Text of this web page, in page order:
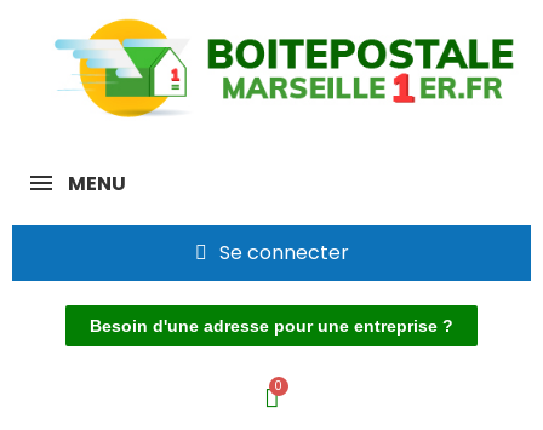
MENU
Se connecter
Besoin d'une adresse pour une entreprise ?